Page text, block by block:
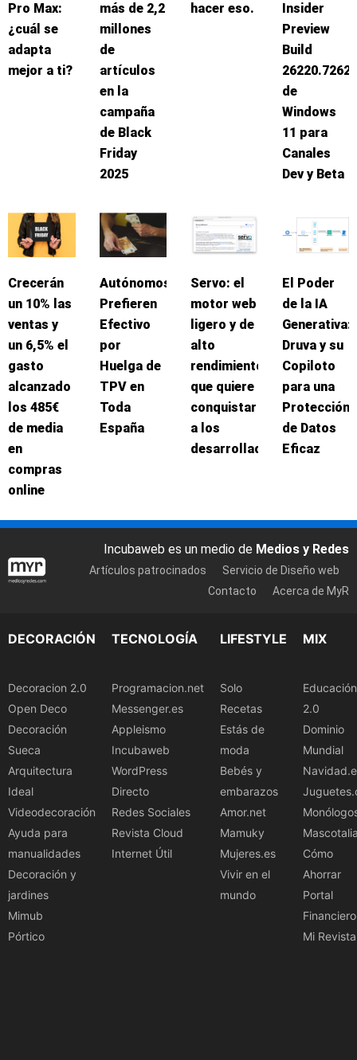
Pro Max:
¿cuál se
adapta
mejor a ti?
más de 2,2
millones
de
artículos
en la
campaña
de Black
Friday
2025
hacer eso.
Insider
Preview
Build
26220.7262
de
Windows
11 para
Canales
Dev y Beta
Crecerán
un 10% las
ventas y
un 6,5% el
gasto
alcanzado
los 485€
de media
en
compras
online
Autónomos
Prefieren
Efectivo
por
Huelga de
TPV en
Toda
España
Servo: el
motor web
ligero y de
alto
rendimiento
que quiere
conquistar
a los
desarrolladores
El Poder
de la IA
Generativa:
Druva y su
Copiloto
para una
Protección
de Datos
Eficaz
Incubaweb es un medio de Medios y Redes
Artículos patrocinados
Servicio de Diseño web
Contacto
Acerca de MyR
DECORACIÓN
Decoracion 2.0
Open Deco
Decoración
Sueca
Arquitectura
Ideal
Videodecoración
Ayuda para
manualidades
Decoración y
jardines
Mimub
Pórtico
TECNOLOGÍA
Programacion.net
Messenger.es
Appleismo
Incubaweb
WordPress
Directo
Redes Sociales
Revista Cloud
Internet Útil
LIFESTYLE
Solo
Recetas
Estás de
moda
Bebés y
embarazos
Amor.net
Mamuky
Mujeres.es
Vivir en el
mundo
MIX
Educación
2.0
Dominio
Mundial
Cómo
Ahorrar
Portal
Financiero
Mi Revista